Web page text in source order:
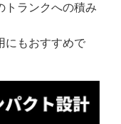
トランクへの積み
にもおすすめで